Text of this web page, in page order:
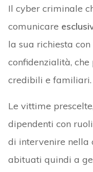
Il cyber criminale
comunicare
la sua richiesta
confidenzialità, che
credibili e familiari.
Le vittime
dipendenti con
di intervenire nella
abituati quindi a